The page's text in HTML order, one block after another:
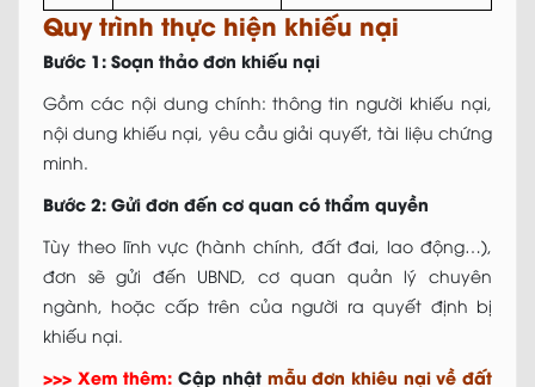
Quy trình thực hiện khiếu nại
Bước 1: Soạn thảo đơn khiếu nại
Gồm các nội dung chính: thông tin người khiếu nại,
nội dung khiếu nại, yêu cầu giải quyết, tài liệu chứng
minh.
Bước 2: Gửi đơn đến cơ quan có thẩm quyền
Tùy theo lĩnh vực (hành chính, đất đai, lao động…),
đơn sẽ gửi đến UBND, cơ quan quản lý chuyên
ngành, hoặc cấp trên của người ra quyết định bị
khiếu nại.
>>> Xem thêm: Cập nhật mẫu đơn khiêu nại về đất